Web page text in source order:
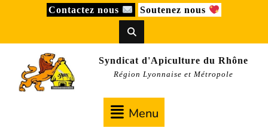
Contactez nous Soutenez nous
Syndicat d'Apiculture du Rhône
Région Lyonnaise et Métropole
Menu